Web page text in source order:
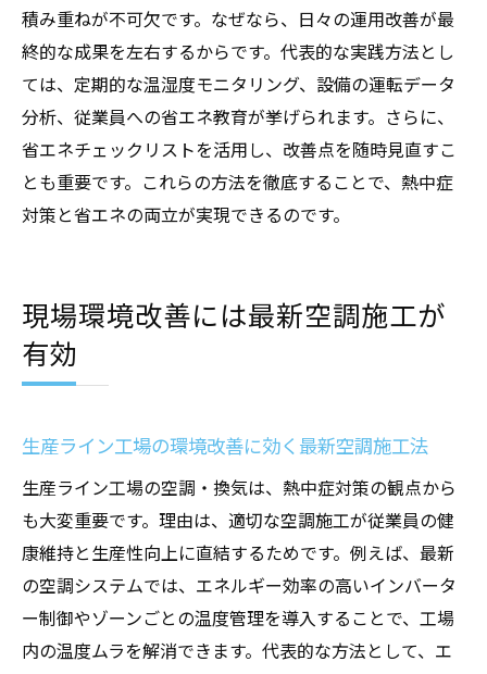
積み重ねが不可欠です。なぜなら、日々の運用改善が最
終的な成果を左右するからです。代表的な実践方法とし
ては、定期的な温湿度モニタリング、設備の運転データ
分析、従業員への省エネ教育が挙げられます。さらに、
省エネチェックリストを活用し、改善点を随時見直すこ
とも重要です。これらの方法を徹底することで、熱中症
対策と省エネの両立が実現できるのです。
現場環境改善には最新空調施工が
有効
生産ライン工場の環境改善に効く最新空調施工法
生産ライン工場の空調・換気は、熱中症対策の観点から
も大変重要です。理由は、適切な空調施工が従業員の健
康維持と生産性向上に直結するためです。例えば、最新
の空調システムでは、エネルギー効率の高いインバータ
ー制御やゾーンごとの温度管理を導入することで、工場
内の温度ムラを解消できます。代表的な方法として、エ